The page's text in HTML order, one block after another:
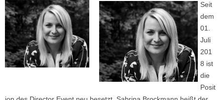
Seit
dem
01.
Juli
201
8 ist
die
Posit